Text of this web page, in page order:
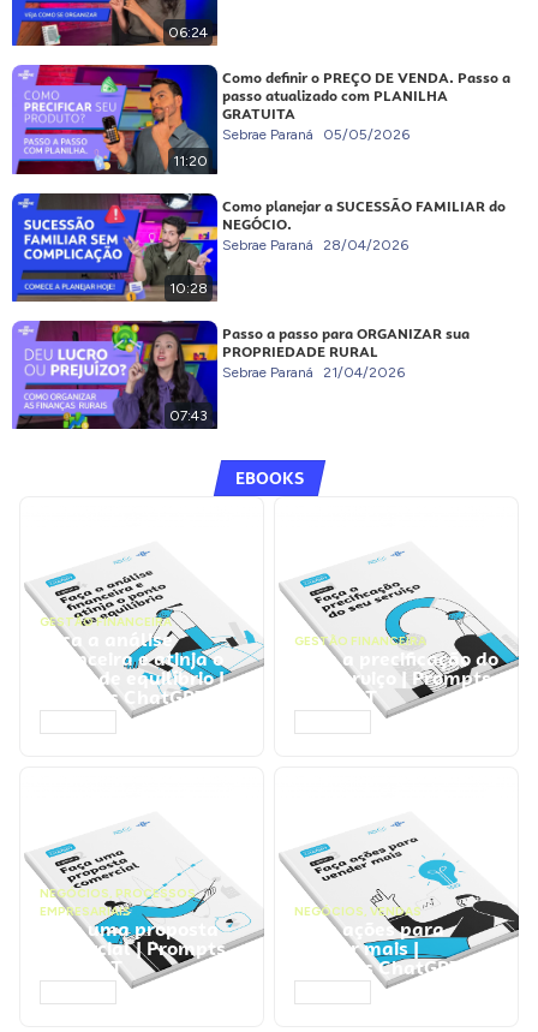
06:24
11:20
Como definir o PREÇO DE VENDA. Passo a
passo atualizado com PLANILHA
GRATUITA
Sebrae Paraná 05/05/2026
10:28
Como planejar a SUCESSÃO FAMILIAR do
NEGÓCIO.
Sebrae Paraná 28/04/2026
07:43
Passo a passo para ORGANIZAR sua
PROPRIEDADE RURAL
Sebrae Paraná 21/04/2026
EBOOKS
GESTÃO FINANCEIRA
Faça a análise
financeira e atinja o
ponto de equilíbrio |
Prompts ChatGPT
GESTÃO FINANCEIRA
Faça a precificação do
seu serviço | Prompts
ChatGPT
NEGÓCIOS, PROCESSOS
EMPRESARIAIS
Faça uma proposta
comercial | Prompts
ChatGPT
NEGÓCIOS, VENDAS
Faça ações para
vender mais |
Prompts ChatGPT